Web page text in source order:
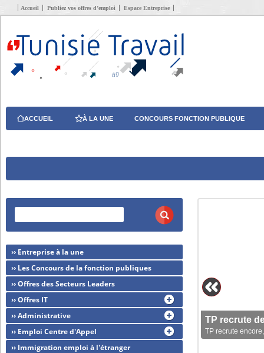
Accueil Publiez vos offres d’emploi Espace Entreprise
ACCUEIL À LA UNE CONCOURS FONCTION PUBLIQUE
TP recrute
TP recrute
›› Entreprise à la une
›› Les Concours de la fonction publiques
›› Offres des Secteurs Leaders
›› Offres IT
›› Administrative
›› Emploi Centre d'Appel
›› Immigration emploi à l'étranger